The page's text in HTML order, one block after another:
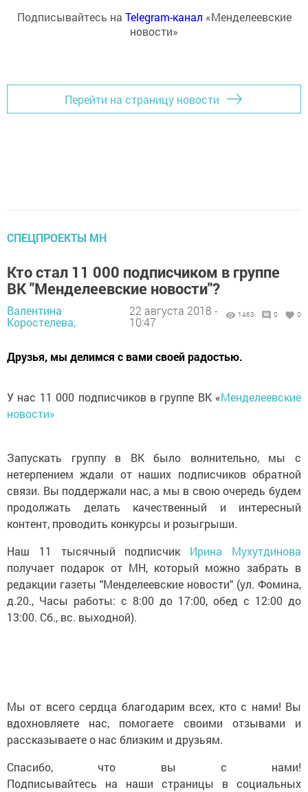
Подписывайтесь на Telegram-канал «Менделеевские
новости»
Перейти на страницу новости
СПЕЦПРОЕКТЫ МН
Кто стал 11 000 подписчиком в группе
ВК "Менделеевские новости"?
Валентина
Коростелева,
22 августа 2018 -
10:47
1463 0 0
Друзья, мы делимся с вами своей радостью.
У нас 11 000 подписчиков в группе ВК «Менделеевские
новости»
Запускать группу в ВК было волнительно, мы с
нетерпением ждали от наших подписчиков обратной
связи. Вы поддержали нас, а мы в свою очередь будем
продолжать делать качественный и интересный
контент, проводить конкурсы и розыгрыши.
Наш 11 тысячный подписчик Ирина Мухутдинова
получает подарок от МН, который можно забрать в
редакции газеты "Менделеевские новости" (ул. Фомина,
д.20., Часы работы: с 8:00 до 17:00, обед с 12:00 до
13:00. Сб., вс. выходной).
Мы от всего сердца благодарим всех, кто с нами! Вы
вдохновляете нас, помогаете своими отзывами и
рассказываете о нас близким и друзьям.
Спасибо, что вы с нами!
Подписывайтесь на наши страницы в социальных